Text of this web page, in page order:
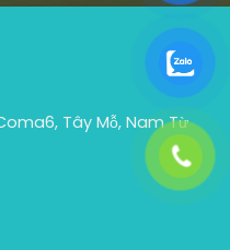
Tây Mỗ, Nam Từ